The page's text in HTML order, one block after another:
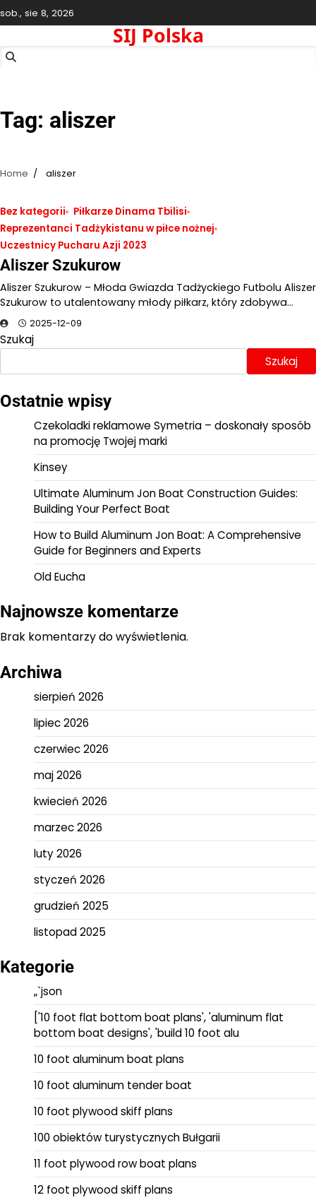
Skip
to
sob., sie 8, 2026
SIJ Polska
Tag: aliszer
Home aliszer
Bez kategorii
Piłkarze Dinama Tbilisi
Reprezentanci Tadżykistanu w piłce nożnej
Uczestnicy Pucharu Azji 2023
Aliszer Szukurow
Aliszer Szukurow – Młoda Gwiazda Tadżyckiego Futbolu Aliszer
Szukurow to utalentowany młody piłkarz, który zdobywa…
2025-12-09
Szukaj
Szukaj
Ostatnie wpisy
Czekoladki reklamowe Symetria – doskonały sposób
na promocję Twojej marki
Kinsey
Ultimate Aluminum Jon Boat Construction Guides:
Building Your Perfect Boat
How to Build Aluminum Jon Boat: A Comprehensive
Guide for Beginners and Experts
Old Eucha
Najnowsze komentarze
Brak komentarzy do wyświetlenia.
Archiwa
sierpień 2026
lipiec 2026
czerwiec 2026
maj 2026
kwiecień 2026
marzec 2026
luty 2026
styczeń 2026
grudzień 2025
listopad 2025
Kategorie
„`json
['10 foot flat bottom boat plans', 'aluminum flat
bottom boat designs', 'build 10 foot alu
10 foot aluminum boat plans
10 foot aluminum tender boat
10 foot plywood skiff plans
100 obiektów turystycznych Bułgarii
11 foot plywood row boat plans
12 foot plywood skiff plans